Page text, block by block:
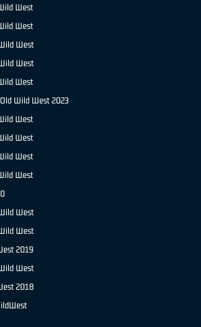
West
West
West
West
West
Wild West 2023
West
West
West
West
West
West
2019
West
2018